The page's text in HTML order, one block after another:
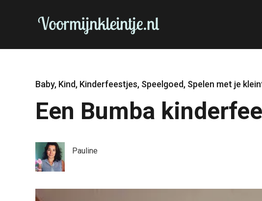
Baby, Kind, Kinderfeestjes, Speelgoed, Spelen met je
Een Bumba
Pauline